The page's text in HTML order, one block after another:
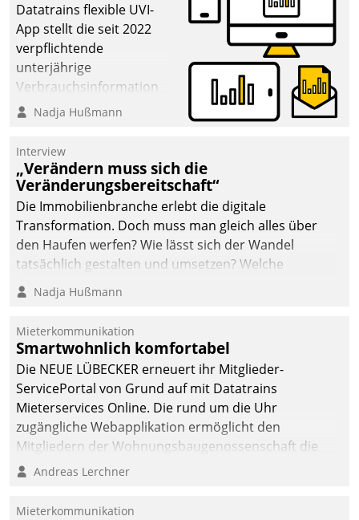
Datatrains flexible UVI-
App stellt die seit 2022
verpflichtende
unterjährige
Verbrauchsinformation
schnell, zuverlässig und
Die monatlichen
Mitteilungen zum
Heizungs- und
Wasserverbrauch gehen
automatisiert, vollständig
und auf Wunsch über
mehrere zuvor
Kommunikationswege bei
Nadja Hußmann
Interview
„Verändern muss sich die
Veränderungsbereitschaft“
Die Immobilienbranche erlebt die digitale
Transformation. Doch muss man gleich alles über
den Haufen werfen? Wie lässt sich der Wandel
tatsächlich gestalten und umsetzen? Welche
Argumente zählen wirklich?
Nadja Hußmann
Mieterkommunikation
Smartwohnlich komfortabel
Die NEUE LÜBECKER erneuert ihr Mitglieder-
ServicePortal von Grund auf mit Datatrains
Mieterservices Online. Die rund um die Uhr
zugängliche Webapplikation ermöglicht den
Mitgliedern der Wohnungs­bau­genossenschaft die
Kontaktaufnahme per Smartphone, Tablet oder PC.
Andreas Lerchner
Mieterkommunikation